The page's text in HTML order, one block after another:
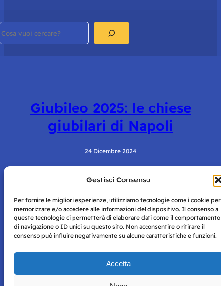
Gestisci Consenso
Per fornire le migliori esperienze, utilizziamo tecnologie come i cookie per
memorizzare e/o accedere alle informazioni del dispositivo. Il consenso a
queste tecnologie ci permetterà di elaborare dati come il comportamento
di navigazione o ID unici su questo sito. Non acconsentire o ritirare il
consenso può influire negativamente su alcune caratteristiche e funzioni.
Accetta
Giubileo 2025: le chiese
giubilari di Napoli
24 Dicembre 2024
Napoli con autorizzazione numero 38 del 25/9/2019.
Tutte le immagini e i contenuti su questo sito sono forniti